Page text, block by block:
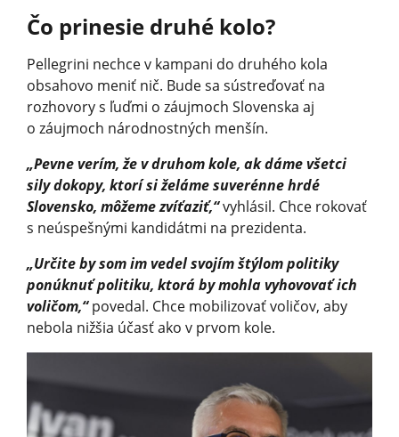
Čo prinesie druhé kolo?
Pellegrini nechce v kampani do druhého kola
obsahovo meniť nič. Bude sa sústreďovať na
rozhovory s ľuďmi o záujmoch Slovenska aj
o záujmoch národnostných menšín.
„Pevne verím, že v druhom kole, ak dáme všetci
sily dokopy, ktorí si želáme suverénne hrdé
Slovensko, môžeme zvíťaziť,“vyhlásil. Chce rokovať
s neúspešnými kandidátmi na prezidenta.
„Určite by som im vedel svojím štýlom politiky
ponúknuť politiku, ktorá by mohla vyhovovať ich
voličom,“povedal. Chce mobilizovať voličov, aby
nebola nižšia účasť ako v prvom kole.